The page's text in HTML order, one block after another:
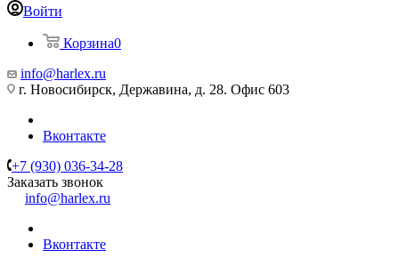
Войти
Корзина0
info@harlex.ru
г. Новосибирск, Державина, д. 28. Офис 603
Вконтакте
+7 (930) 036-34-28
Заказать звонок
info@harlex.ru
Вконтакте